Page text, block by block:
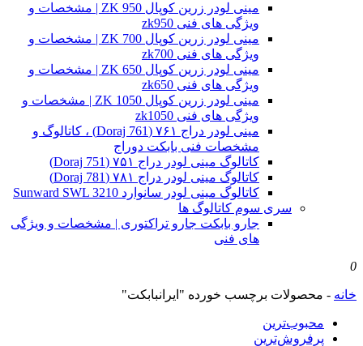
مینی لودر زرین کوپال ZK 950 | مشخصات و
ویژگی های فنی zk950
مینی لودر زرین کوپال ZK 700 | مشخصات و
ویژگی های فنی zk700
مینی لودر زرین کوپال ZK 650 | مشخصات و
ویژگی های فنی zk650
مینی لودر زرین کوپال ZK 1050 | مشخصات و
ویژگی های فنی zk1050
مینی لودر دراج ۷۶۱ (Doraj 761) ، کاتالوگ و
مشخصات فنی بابکت دوراج
کاتالوگ مینی لودر دراج ۷۵۱ (Doraj 751)
کاتالوگ مینی لودر دراج ۷۸۱ (Doraj 781)
کاتالوگ مینی لودر سانوارد Sunward SWL 3210
سری سوم کاتالوگ ها
جارو بابکت جارو تراکتوری | مشخصات و ویژگی
های فنی
0
خانه - محصولات برچسب خورده "ایرانبابکت"
محبوب‌ترین
پرفروش‌ترین